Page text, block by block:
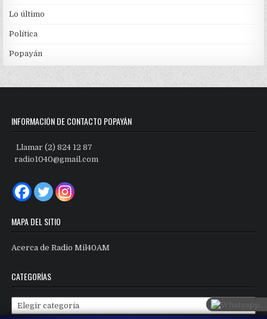
Lo último
Política
Popayán
INFORMACIÓN DE CONTACTO POPAYÁN
Llamar (2) 824 12 87
radio1040@gmail.com
MAPA DEL SITIO
Acerca de Radio Mil40AM
CATEGORÍAS
Categorías